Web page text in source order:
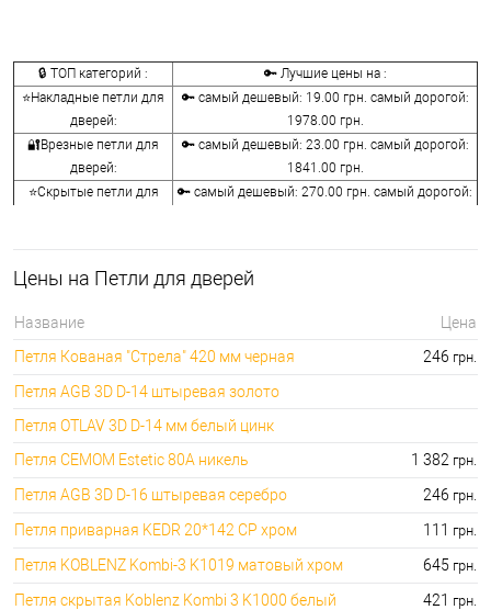
🔒 ТОП категорий :
🔑 Лучшие цены на :
⭐Накладные петли для
дверей:
🔑 самый дешевый: 19.00 грн. самый дорогой:
1978.00 грн.
🔐Врезные петли для
дверей:
🔑 самый дешевый: 23.00 грн. самый дорогой:
1841.00 грн.
⭐Скрытые петли для
🔑 самый дешевый: 270.00 грн. самый дорогой:
⭐Приварные петли для
🔑 самый дешевый: 29.00 грн. самый дорогой:
петли:
🔑 самый дешевый: 27.00 грн. самый дорогой:
1796.00 грн.
Цены на Петли для дверей
Название
Цена
Петля Кованая "Стрела" 420 мм черная
246 грн.
Петля AGB 3D D-14 штыревая золото
Петля OTLAV 3D D-14 мм белый цинк
Петля CEMOM Estetic 80A никель
1 382 грн.
Петля AGB 3D D-16 штыревая серебро 246 грн.
Петля приварная KEDR 20*142 CP хром 111 грн.
Петля KOBLENZ Kombi-3 K1019 матовый хром 645 грн.
Петля скрытая Koblenz Kombi 3 K1000 белый 421 грн.